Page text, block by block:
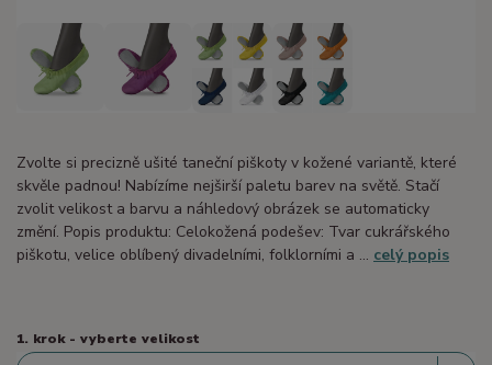
Zvolte si precizně ušité taneční piškoty v kožené variantě, které
skvěle padnou! Nabízíme nejširší paletu barev na světě. Stačí
zvolit velikost a barvu a náhledový obrázek se automaticky
změní. Popis produktu: Celokožená podešev: Tvar cukrářského
piškotu, velice oblíbený divadelními, folklorními a ... celý popis
1. krok - vyberte velikost